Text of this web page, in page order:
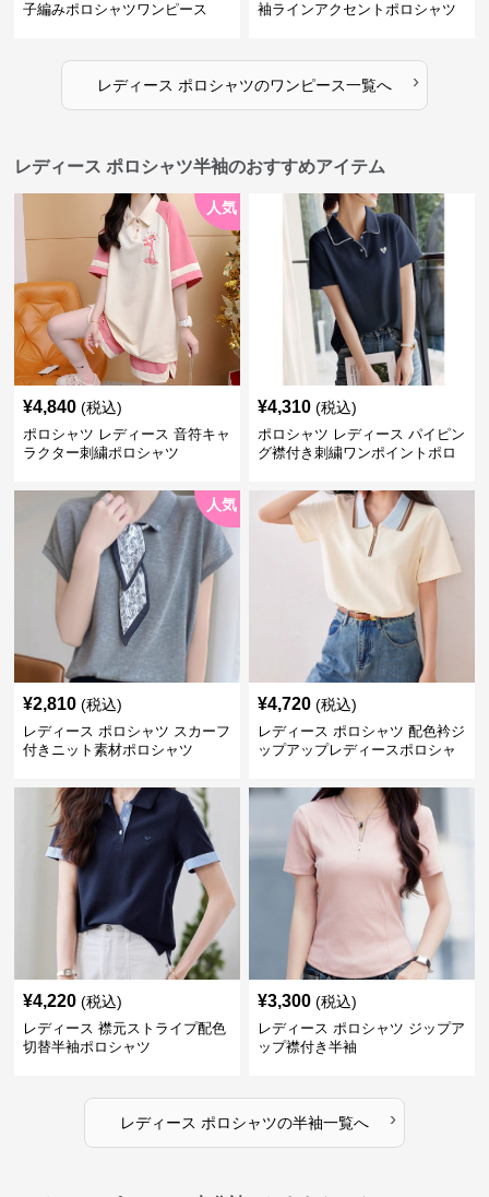
子編みポロシャツワンピース
袖ラインアクセントポロシャツ
レディース ポロシャツのワンピース一覧へ ›
レディース ポロシャツ半袖のおすすめアイテム
人気
¥4,840 (税込)
ポロシャツ レディース 音符キャ
ラクター刺繍ポロシャツ
¥4,310 (税込)
ポロシャツ レディース パイピン
グ襟付き刺繍ワンポイントポロ
人気
¥2,810 (税込)
レディース ポロシャツ スカーフ
付きニット素材ポロシャツ
¥4,720 (税込)
レディース ポロシャツ 配色衿ジ
ップアップレディースポロシャ
¥4,220 (税込)
レディース 襟元ストライプ配色
切替半袖ポロシャツ
¥3,300 (税込)
レディース ポロシャツ ジップア
ップ襟付き半袖
レディース ポロシャツの半袖一覧へ ›